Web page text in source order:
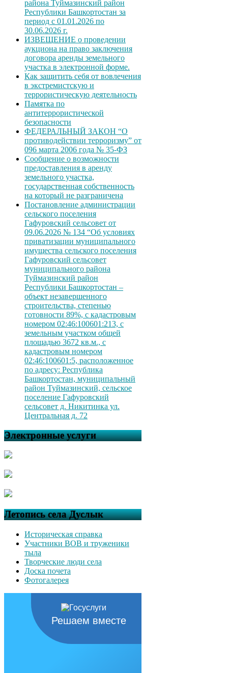
района Туймазинский район
Республики Башкортостан за
период с 01.01.2026 по
30.06.2026 г.
ИЗВЕЩЕНИЕ о проведении
аукциона на право заключения
договора аренды земельного
участка в электронной форме.
Как защитить себя от вовлечения
в экстремистскую и
террористическую деятельность
Памятка по
антитеррористической
безопасности
ФЕДЕРАЛЬНЫЙ ЗАКОН “О
противодействии терроризму” от
096 марта 2006 года № 35-ФЗ
Сообщение о возможности
предоставления в аренду
земельного участка,
государственная собственность
на который не разграничена
Постановление администрации
сельского поселения
Гафуровский сельсовет от
09.06.2026 № 134 “Об условиях
приватизации муниципального
имущества сельского поселения
Гафуровский сельсовет
муниципального района
Туймазинский район
Республики Башкортостан –
объект незавершенного
строительства, степенью
готовности 89%, с кадастровым
номером 02:46:100601:213, с
земельным участком общей
площадью 3672 кв.м., с
кадастровым номером
02:46:100601:5, расположенное
по адресу: Республика
Башкортостан, муниципальный
район Туймазинский, сельское
поселение Гафуровский
сельсовет д. Никитинка ул.
Центральная д. 72
Электронные услуги
Летопись села Дуслык
Историческая справка
Участники ВОВ и труженики
тыла
Творческие люди села
Доска почета
Фотогалерея
Решаем вместе